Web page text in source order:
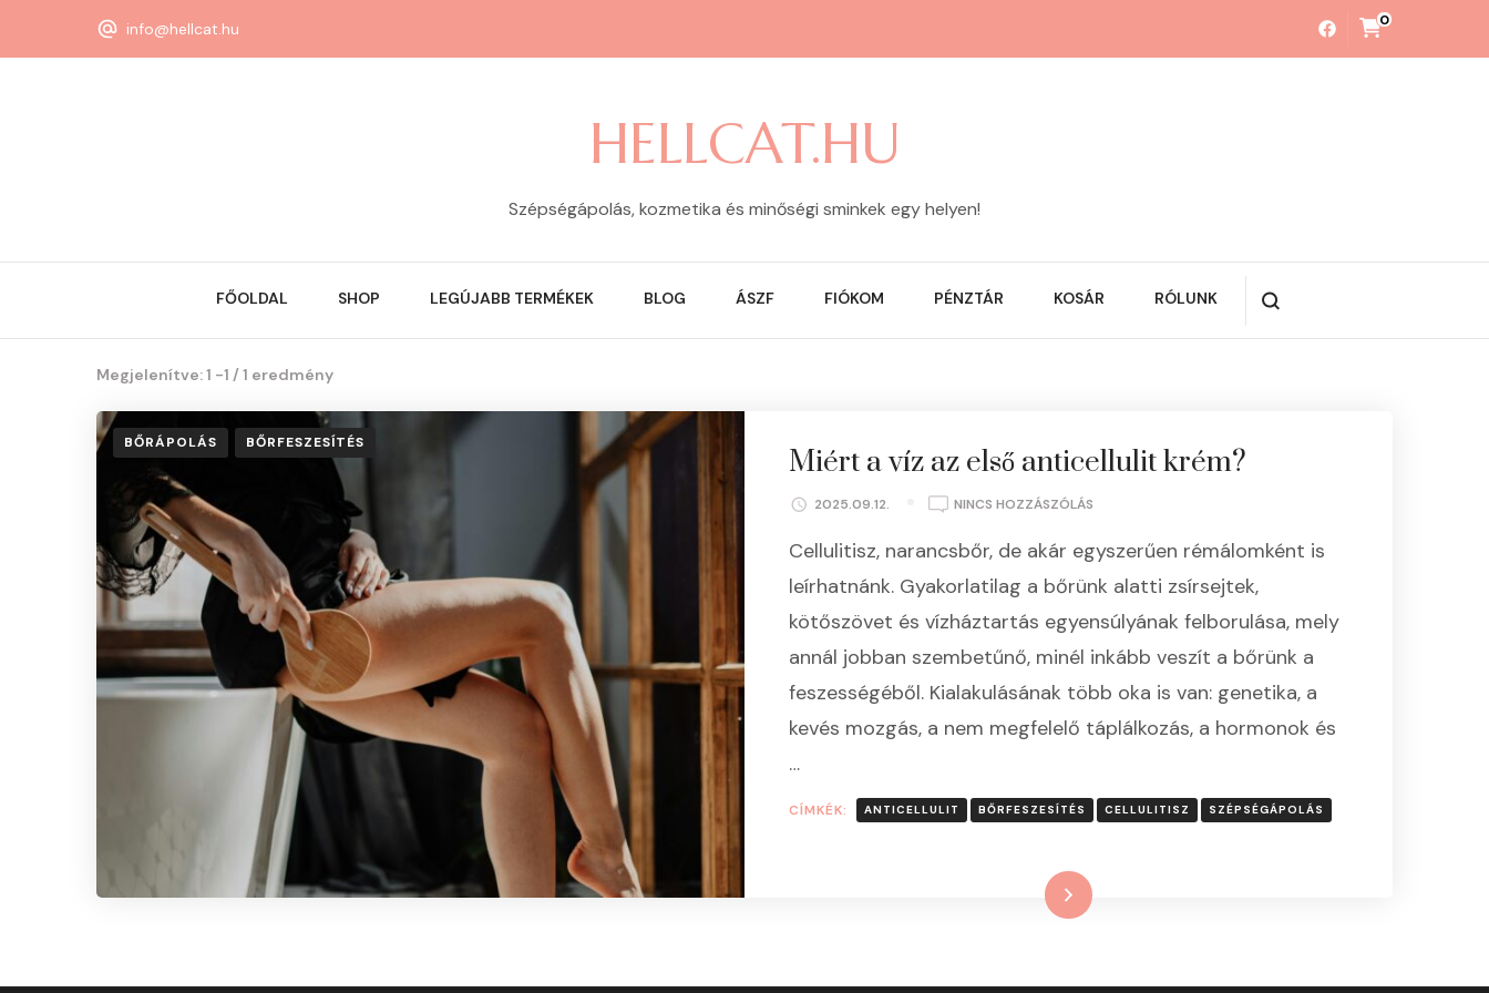
info@hellcat.hu 0
HELLCAT.HU
Szépségápolás, kozmetika és minőségi sminkek egy helyen!
FŐOLDAL SHOP LEGÚJABB TERMÉKEK BLOG ÁSZF FIÓKOM PÉNZTÁR KOSÁR RÓLUNK
Megjelenítve: 1 -1 / 1 eredmény
BŐRÁPOLÁS BŐRFESZESÍTÉS
Miért a víz az első anticellulit krém?
2025.09.12. NINCS HOZZÁSZÓLÁS
A
AZ
ELSŐ
KRÉM?
BEJEGYZÉSHEZ
Cellulitisz, narancsbőr, de akár egyszerűen rémálomként is
leírhatnánk. Gyakorlatilag a bőrünk alatti zsírsejtek,
kötőszövet és vízháztartás egyensúlyának felborulása, mely
annál jobban szembetűnő, minél inkább veszít a bőrünk a
feszességéből. Kialakulásának több oka is van: genetika, a
kevés mozgás, a nem megfelelő táplálkozás, a hormonok és
…
CÍMKÉK: ANTICELLULIT BŐRFESZESÍTÉS CELLULITISZ SZÉPSÉGÁPOLÁS
Tovább